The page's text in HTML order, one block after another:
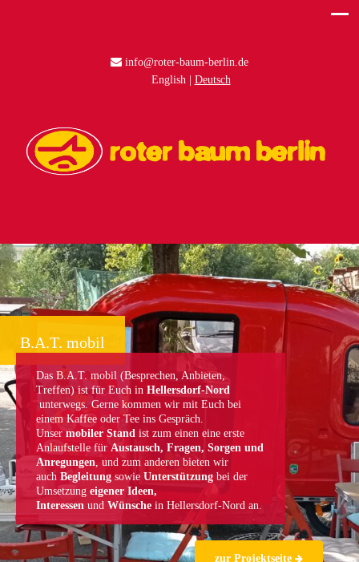
info@roter-baum-berlin.de
English
Deutsch
Anna Landsberger – internationales
Jugendzentrum
Seit der Neueröffnung im März 2001 sind wir
der Ort,
an dem Ideen sprießen und Talente zum Leben
erweckt werden. Seit 2010 sind wir stolz darauf, die
Trägerschaft dieser einzigartigen Einrichtung zu führen,
welche zuvor bis 2009 in Trägerschaft des
Jugendamtes Marzahn-Hellersdorf war.
zur Einrichtungsseite